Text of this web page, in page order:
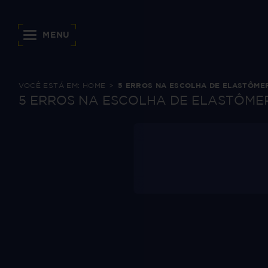
MENU
VOCÊ ESTÁ EM: HOME 5 ERROS NA ESCOLHA DE
5 ERROS NA ESCOLHA DE